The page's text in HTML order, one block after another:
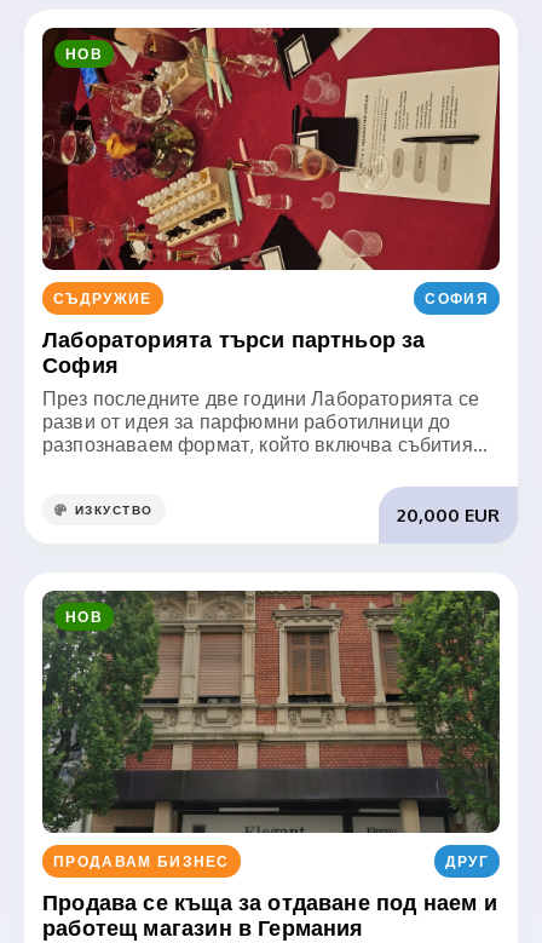
НОВ
СЪДРУЖИЕ СОФИЯ
Лабораторията търси партньор за
София
През последните две години Лабораторията се
разви от идея за парфюмни работилници до
разпознаваем формат, който включва събития...
20,000 EUR
ИЗКУСТВО
НОВ
ПРОДАВАМ БИЗНЕС ДРУГ
Продава се къща за отдаване под наем и
работещ магазин в Германия